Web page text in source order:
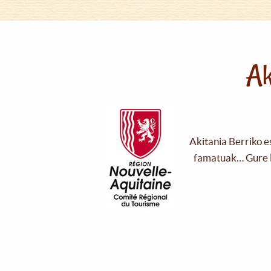
Akitania Berriko
famatuak… Gure